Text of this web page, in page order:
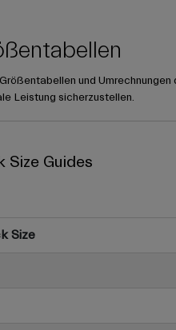
und
Leistung sicherzustellen.
Size Guides
Size